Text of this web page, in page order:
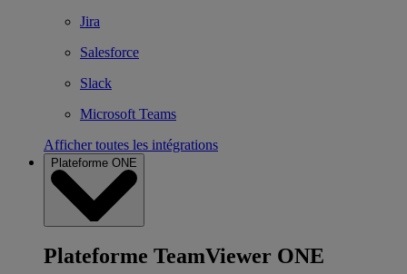
Jira
Salesforce
Slack
Microsoft Teams
Afficher toutes les intégrations
Plateforme ONE
Plateforme TeamViewer ONE